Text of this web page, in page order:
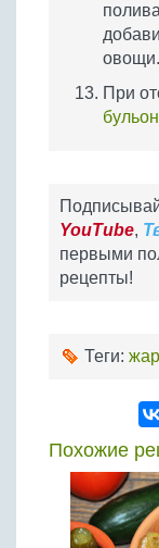
овощи.
При
YouTube,
первыми
рецепты!
Теги:
Похожие